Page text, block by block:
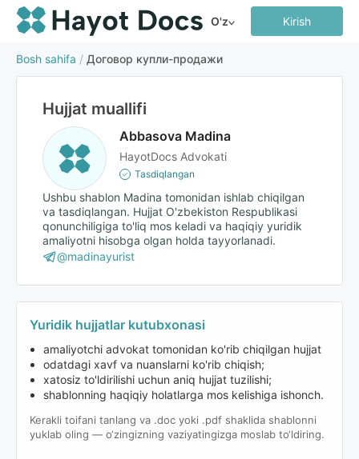
O'z Kirish
Bosh sahifa / Договор купли-продажи
Hujjat muallifi
Abbasova Madina
HayotDocs Advokati
Tasdiqlangan
Ushbu shablon Madina tomonidan ishlab chiqilgan
va tasdiqlangan. Hujjat O'zbekiston Respublikasi
qonunchiligiga to'liq mos keladi va haqiqiy yuridik
amaliyotni hisobga olgan holda tayyorlanadi.
@madinayurist
Yuridik hujjatlar kutubxonasi
amaliyotchi advokat tomonidan ko'rib chiqilgan hujjat
odatdagi xavf va nuanslarni ko'rib chiqish;
xatosiz to'ldirilishi uchun aniq hujjat tuzilishi;
shablonning haqiqiy holatlarga mos kelishiga ishonch.
Kerakli toifani tanlang va .doc yoki .pdf shaklida shablonni
yuklab oling — o‘zingizning vaziyatingizga moslab to‘ldiring.